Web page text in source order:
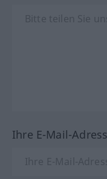
Ihre E-Mail-